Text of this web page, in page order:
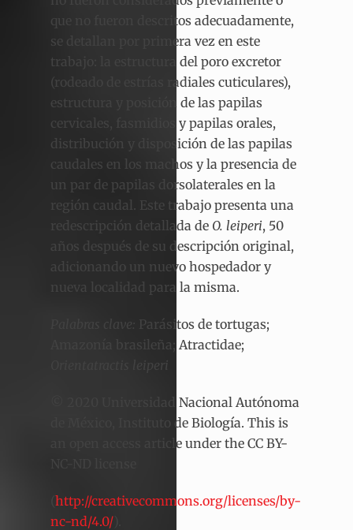
que no fueron descritos adecuadamente,
se detallan por primera vez en este
trabajo: la estructura del poro excretor
(rodeado de estrías radiales cuticulares),
estructura y posición de las papilas
cervicales, fasmidios y papilas orales,
distribución y disposición de las papilas
caudales en los machos y la presencia de
un par de papilas dorsolaterales en la
región caudal. Este trabajo presenta una
redescripción detallada de O. leiperi, 50
años después de su descripción original,
adicionando un nuevo hospedador y
nueva localidad para la misma.
Palabras clave: Parásitos de tortugas;
Amazonía brasileña; Atractidae;
Orientatractis leiperi
© 2020 Universidad Nacional Autónoma
de México, Instituto de Biología. This is
an open access article under the CC BY-
http://creativecommons.org/licenses/by-
nc-nd/4.0/